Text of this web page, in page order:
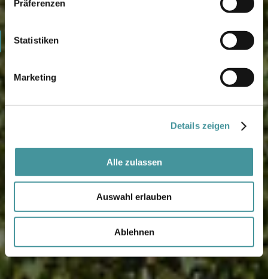
Präferenzen
Statistiken
Marketing
Details zeigen
Alle zulassen
Auswahl erlauben
Ablehnen
4
5